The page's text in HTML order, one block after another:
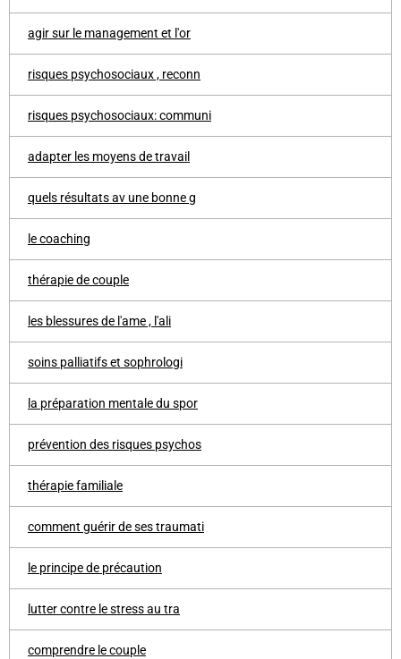
agir sur le management et l'or
risques psychosociaux , reconn
risques psychosociaux: communi
adapter les moyens de travail
quels résultats av une bonne g
le coaching
thérapie de couple
les blessures de l'ame , l'ali
soins palliatifs et sophrologi
la préparation mentale du spor
prévention des risques psychos
thérapie familiale
comment guérir de ses traumati
le principe de précaution
lutter contre le stress au tra
comprendre le couple